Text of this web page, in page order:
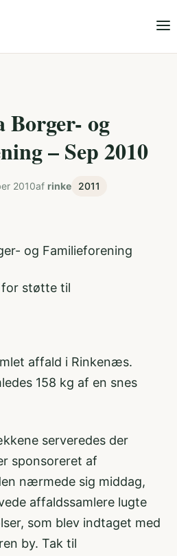
og
– Sep 2010
2010af rinke 2011
og Familieforening
for støtte til
affald i Rinkenæs.
158 kg af en snes
serveredes der
sponsoreret af
nærmede sig middag,
affaldssamlere lugte
som blev indtaget med
by. Tak til